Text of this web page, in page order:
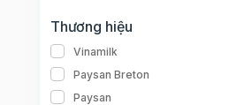
Thương hiệu
Vinamilk
Paysan Breton
Paysan